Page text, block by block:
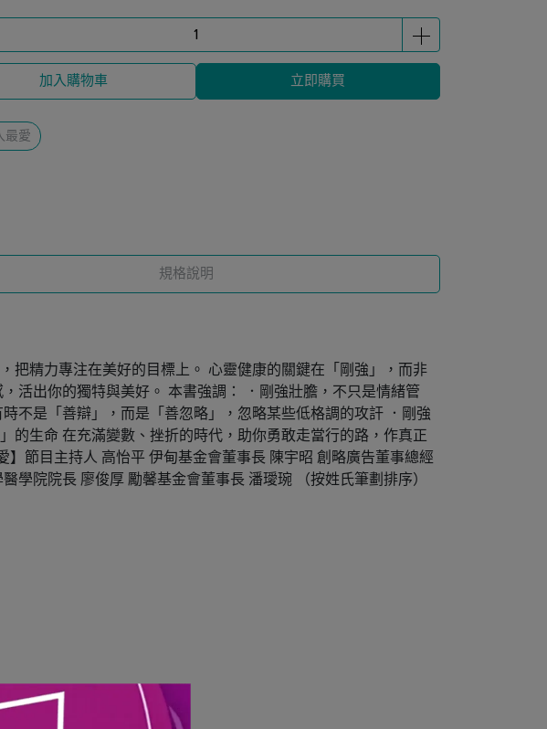
加入購物車 立即購買
最愛
規格說明
把精力專注在美好的目標上。 心靈健康的關鍵在「剛強」，而非
活出你的獨特與美好。 本書強調： ．剛強壯膽，不只是情緒管
不是「善辯」，而是「善忽略」，忽略某些低格調的攻訐 ．剛強
的生命 在充滿變數、挫折的時代，助你勇敢走當行的路，作真正
節目主持人 高怡平 伊甸基金會董事長 陳宇昭 創略廣告董事總經
學院院長 廖俊厚 勵馨基金會董事長 潘璦琬 （按姓氏筆劃排序）